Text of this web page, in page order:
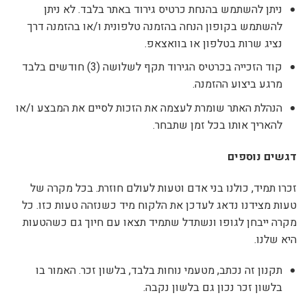
ניתן להשתמש בהנחת כרטיס גירוד באתר בלבד. לא ניתן
להשתמש בקופון הנחה בהזמנה טלפונית ו/או בהזמנה דרך
נציג שרות בטלפון או בוואצאפ.
קוד הזכייה בכרטיס הגירוד תקף לשלושה (3) חודשים בלבד
מרגע ביצוע ההזמנה.
הנהלת האתר שומרת לעצמה את הזכות לסיים את המבצע ו/או
להאריך אותו בכל זמן שתבחר.
דגשים נוספים
זכרו תמיד, כולנו בני אדם וטעות לעולם חוזרת. בכל מקרה של
טעות מצידנו נדאג לעדכן את הלקוח מיד כשנזהה טעות כזו. כל
מקרה ייבחן לגופו ונשתדל שתמיד תצאו עם חיוך גם כשהטעות
היא שלנו.
תקנון זה נכתב, מטעמי נוחות בלבד, בלשון זכר. האמור בו
בלשון זכר נכון גם בלשון נקבה.